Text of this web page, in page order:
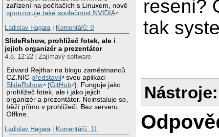
zařízení na počítačích s Linuxem, nově
sponzoruje také společnost NVIDIA .
Ladislav Hagara| Komentářů: 0
SlideRshow, prohlížeč fotek, ale i
jejich organizér a prezentátor
4.8. 12:22 | Zajímavý software
Edvard Rejthar na blogu zaměstnanců
CZ.NIC představil
svou aplikaci
SlideRshow
(GitHub ). Funguje jako
prohlížeč fotek, ale i jako jejich
organizér a prezentátor. Neinstaluje se,
běží přímo v prohlížeči. Bez serveru.
Offline.
Ladislav Hagara| Komentářů: 11
reseni?
tak
Nástroje: